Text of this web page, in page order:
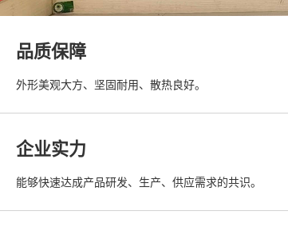
品质保障
外形美观大方、坚固耐用、散热良好。
企业实力
能够快速达成产品研发、生产、供应需求的共识。